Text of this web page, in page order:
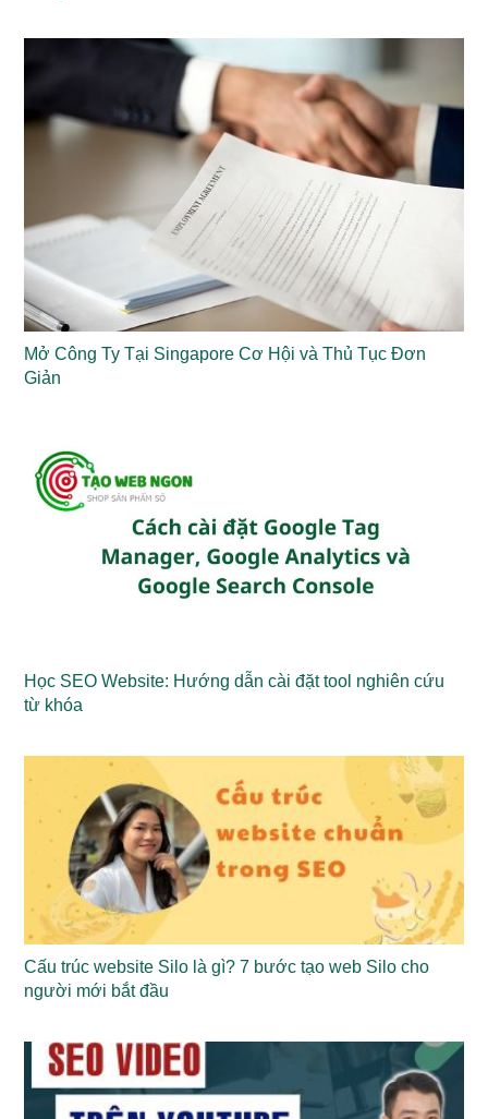
Mở Công Ty Tại Singapore Cơ Hội và Thủ Tục Đơn
Giản
Học SEO Website: Hướng dẫn cài đặt tool nghiên cứu
từ khóa
Cấu trúc website Silo là gì? 7 bước tạo web Silo cho
người mới bắt đầu